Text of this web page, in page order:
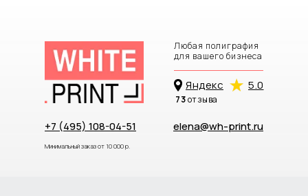
elena@wh-print.ru
+7 (495) 108-04-51
Любая полиграфия
для вашего бизнеса
Яндекc 5.0
73отзыва
Минимальный заказ от 10 000 р.